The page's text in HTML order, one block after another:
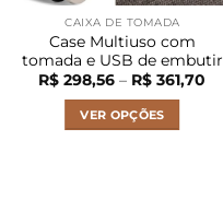
CAIXA DE TOMADA
Case Multiuso com
tomada e USB de embutir
R$ 298,56 – R$ 361,70
VER OPÇÕES